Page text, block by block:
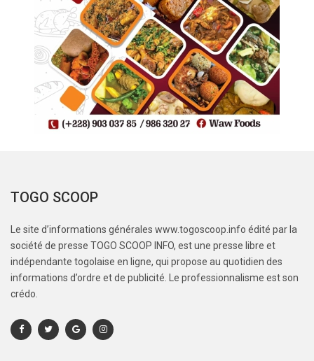
TOGO SCOOP
Le site d’informations générales www.togoscoop.info édité par la
société de presse TOGO SCOOP INFO, est une presse libre et
indépendante togolaise en ligne, qui propose au quotidien des
informations d’ordre et de publicité. Le professionnalisme est son
crédo.